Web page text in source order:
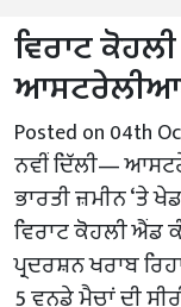
ਵਿਰਾਟ
Posted on 04th
ਨਵੀਂ ਦਿੱਲੀ—
ਭਾਰਤੀ ਜ਼ਮੀਨ ‘ਤੇ
ਵਿਰਾਟ ਕੋਹਲੀ
ਪ੍ਰਦਰਸ਼ਨ ਖਰਾਬ
5 ਵਨਡੇ ਮੈਚਾਂ ਦੀ